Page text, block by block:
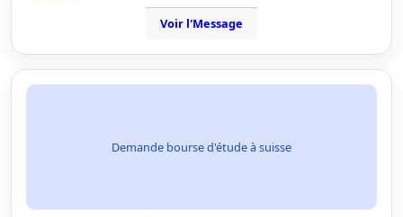
Voir l'Message
Demande bourse d'étude à suisse